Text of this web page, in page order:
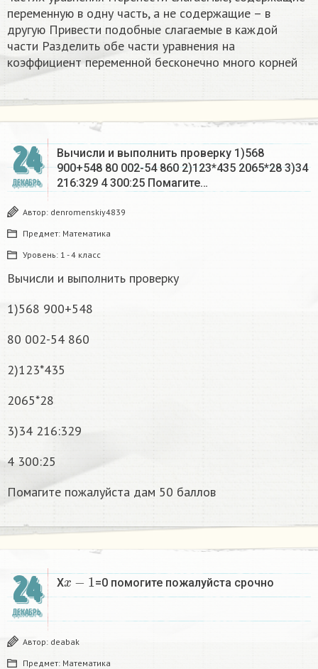
переменную в одну часть, а не содержащие – в
другую Привести подобные слагаемые в каждой
части Разделить обе части уравнения на
коэффициент переменной бесконечно много корней​
24
ДЕКАБРЬ
Вычисли и выполнить проверку 1)568
900+548 80 002-54 860 2)123*435 2065*28 3)34
216:329 4 300:25 Помагите…
Автор: denromenskiy4839
Предмет: Математика
Уровень: 1 - 4 класс
Вычисли и выполнить проверку
1)568 900+548
80 002-54 860
2)123*435
2065*28
3)34 216:329
4 300:25
Помагите пожалуйста дам 50 баллов
24
ДЕКАБРЬ
X
x−1
=0 помогите пожалуйста срочно
Автор: deabak
Предмет: Математика